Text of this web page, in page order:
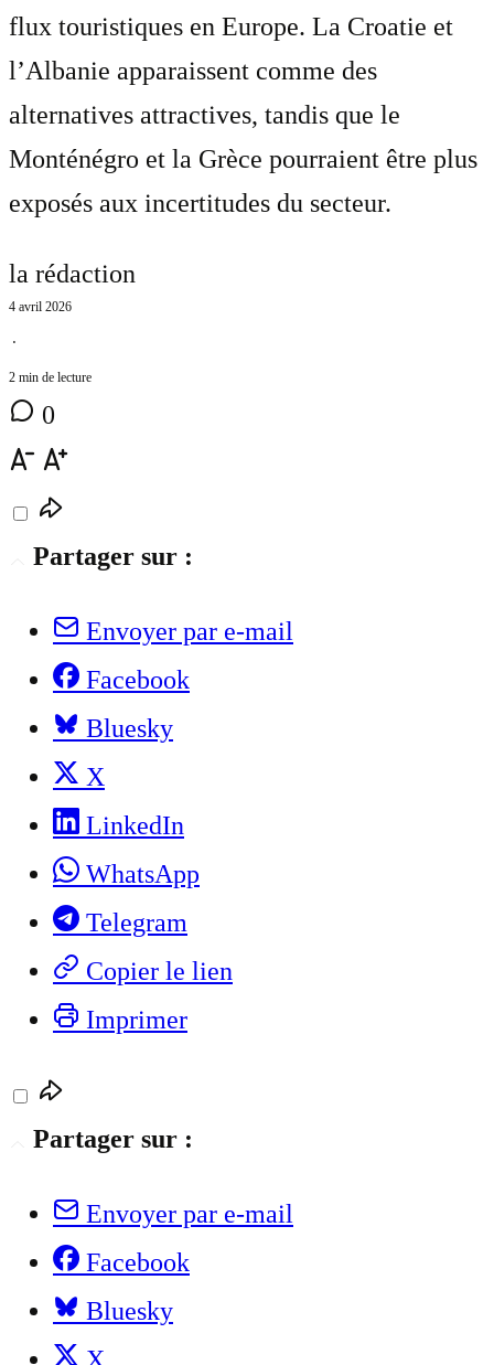
flux touristiques en Europe. La Croatie et
l’Albanie apparaissent comme des
alternatives attractives, tandis que le
Monténégro et la Grèce pourraient être plus
exposés aux incertitudes du secteur.
la rédaction
4 avril 2026
⋅
2 min de lecture
0
Partager sur :
Envoyer par e-mail
Facebook
Bluesky
X
LinkedIn
WhatsApp
Telegram
Copier le lien
Imprimer
Partager sur :
Envoyer par e-mail
Facebook
Bluesky